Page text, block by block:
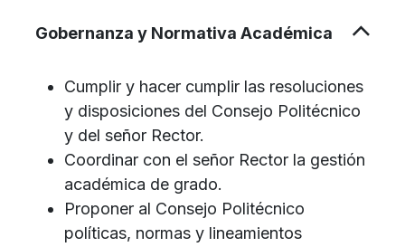
Gobernanza y Normativa Académica
Cumplir y hacer cumplir las resoluciones
y disposiciones del Consejo Politécnico
y del señor Rector.
Coordinar con el señor Rector la gestión
académica de grado.
Proponer al Consejo Politécnico
políticas, normas y lineamientos